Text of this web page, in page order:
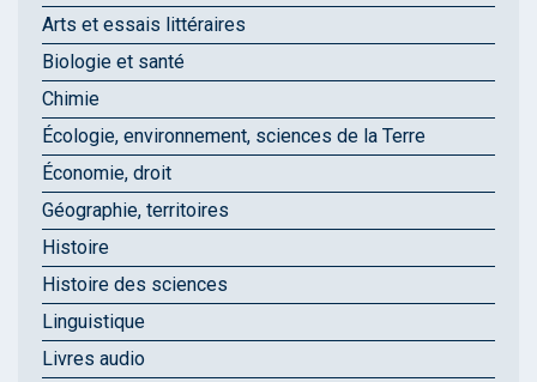
Arts et essais littéraires
Biologie et santé
Chimie
Écologie, environnement, sciences de la Terre
Économie, droit
Géographie, territoires
Histoire
Histoire des sciences
Linguistique
Livres audio